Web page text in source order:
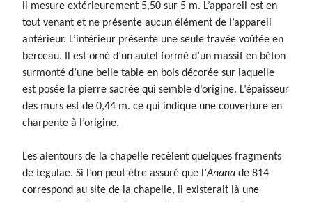
il mesure extérieurement 5,50 sur 5 m. L’appareil est en
tout venant et ne présente aucun élément de l’appareil
antérieur. L’intérieur présente une seule travée voûtée en
berceau. Il est orné d’un autel formé d’un massif en béton
surmonté d’une belle table en bois décorée sur laquelle
est posée la pierre sacrée qui semble d’origine. L’épaisseur
des murs est de 0,44 m. ce qui indique une couverture en
charpente à l’origine.
Les alentours de la chapelle recèlent quelques fragments
de tegulae. Si l’on peut être assuré que l’Anana de 814
correspond au site de la chapelle, il existerait là une